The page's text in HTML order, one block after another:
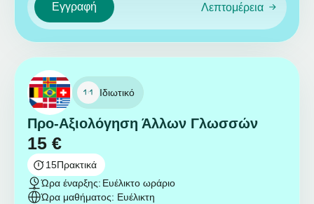
Εγγραφή Λεπτομέρεια
Ιδιωτικό
Προ-Αξιολόγηση Άλλων Γλωσσών
15 €
15Πρακτικά
Ώρα έναρξης: Ευέλικτο ωράριο
Ώρα μαθήματος: Ευέλικτη